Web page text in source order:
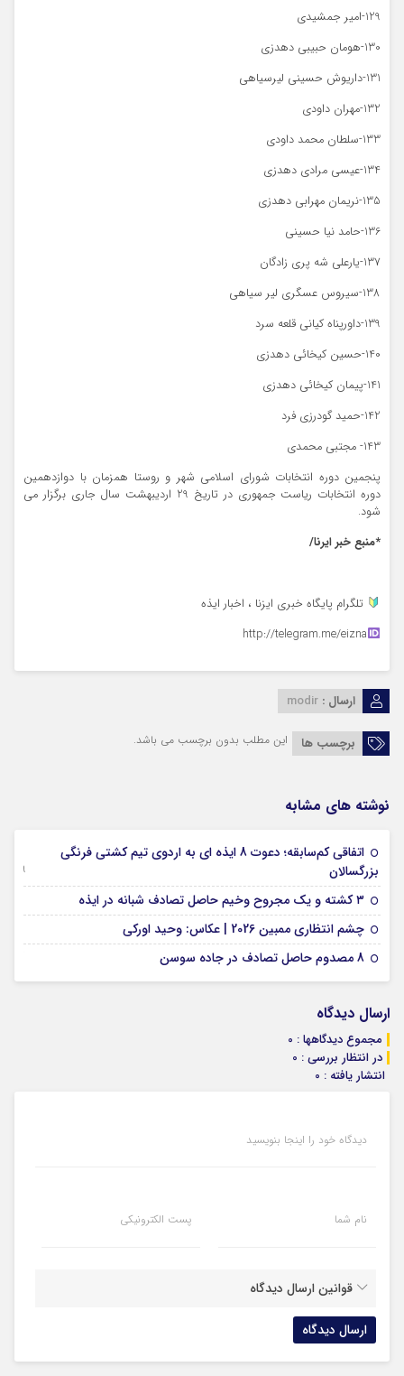
129-امیر جمشیدی
130-هومان حبیبی دهدزی
131-داریوش حسینی لیرسیاهی
132-مهران داودی
133-سلطان محمد داودی
134-عیسی مرادی دهدزی
135-نریمان مهرابی دهدزی
136-حامد نیا حسینی
137-یارعلی شه پری زادگان
138-سیروس عسگری لیر سیاهی
139-داورپناه کیانی قلعه سرد
140-حسین کیخائی دهدزی
141-پیمان کیخائی دهدزی
142-حمید گودرزی فرد
143- مجتبی محمدی
پنجمین دوره انتخابات شورای اسلامی شهر و روستا همزمان با دوازدهمین
دوره انتخابات ریاست جمهوری در تاریخ 29 اردیبهشت سال جاری برگزار می
شود.
*منبع خبر ایرنا/
تلگرام پایگاه خبری ایزنا ، اخبار ایذه
http://telegram.me/eizna
ارسال : modir
برچسب ها این مطلب بدون برچسب می باشد.
نوشته های مشابه
اتفاقی کم‌سابقه؛ دعوت 8 ایذه ای به اردوی تیم کشتی فرنگی
بزرگسالان
09 جولای 2026
۳ کشته و یک مجروح وخیم حاصل تصادف شبانه در ایذه
چشم انتظاری ممبین 2026 | عکاس: وحید اورکی
8 مصدوم حاصل تصادف در جاده سوسن
ارسال دیدگاه
مجموع دیدگاهها : 0
در انتظار بررسی : 0
انتشار یافته : 0
دیدگاه خود را اینجا بنویسید
نام شما پست الکترونیکی
قوانین ارسال دیدگاه